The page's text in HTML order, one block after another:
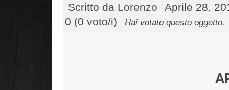
Scritto da Lorenzo
Aprile 28,
0 (0 voto/i)
Hai votato questo oggetto.